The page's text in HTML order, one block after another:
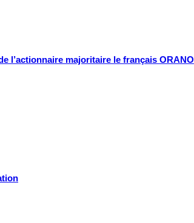
l’actionnaire majoritaire le français ORANO